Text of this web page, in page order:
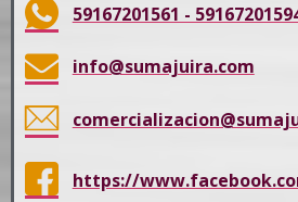
59167201561 -
info@sumajuira.com
https://